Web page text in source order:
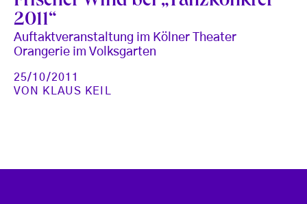
2011“
Auftaktveranstaltung im Kölner Theater
Orangerie im Volksgarten
25/10/2011
VON
KLAUS KEIL